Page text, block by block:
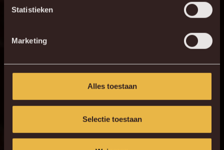
Statistieken
Marketing
Alles toestaan
Selectie toestaan
11 N. Storm
35 M. Shved
14 H. Cuypers